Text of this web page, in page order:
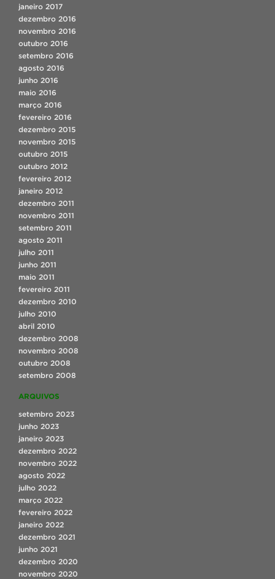
janeiro 2017
dezembro 2016
novembro 2016
outubro 2016
setembro 2016
agosto 2016
junho 2016
maio 2016
março 2016
fevereiro 2016
dezembro 2015
novembro 2015
outubro 2015
outubro 2012
fevereiro 2012
janeiro 2012
dezembro 2011
novembro 2011
setembro 2011
agosto 2011
julho 2011
junho 2011
maio 2011
fevereiro 2011
dezembro 2010
julho 2010
abril 2010
dezembro 2008
novembro 2008
outubro 2008
setembro 2008
ARQUIVOS
setembro 2023
junho 2023
janeiro 2023
dezembro 2022
novembro 2022
agosto 2022
julho 2022
março 2022
fevereiro 2022
janeiro 2022
dezembro 2021
junho 2021
dezembro 2020
novembro 2020